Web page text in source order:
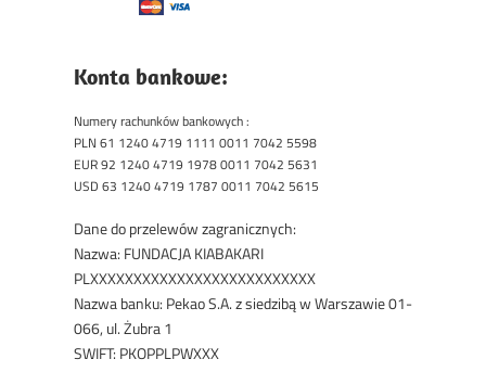
Konta bankowe:
Numery rachunków bankowych :
PLN 61 1240 4719 1111 0011 7042 5598
EUR 92 1240 4719 1978 0011 7042 5631
USD 63 1240 4719 1787 0011 7042 5615
Dane do przelewów zagranicznych:
Nazwa: FUNDACJA KIABAKARI
PLXXXXXXXXXXXXXXXXXXXXXXXXXX
Nazwa banku: Pekao S.A. z siedzibą w Warszawie 01-
066, ul. Żubra 1
SWIFT: PKOPPLPWXXX